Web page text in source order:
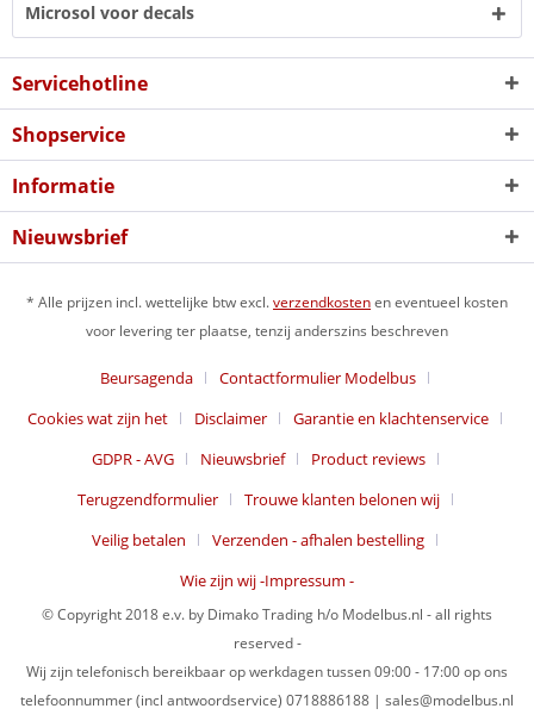
Microsol voor decals
Servicehotline
Shopservice
Informatie
Nieuwsbrief
* Alle prijzen incl. wettelijke btw excl.verzendkostenen eventueel kosten
voor levering ter plaatse, tenzij anderszins beschreven
Beursagenda
Contactformulier Modelbus
Cookies wat zijn het
Disclaimer
Garantie en klachtenservice
GDPR - AVG
Nieuwsbrief
Product reviews
Terugzendformulier
Trouwe klanten belonen wij
Veilig betalen
Verzenden - afhalen bestelling
Wie zijn wij -Impressum -
© Copyright 2018 e.v. by Dimako Trading h/o Modelbus.nl - all rights
reserved -
Wij zijn telefonisch bereikbaar op werkdagen tussen 09:00 - 17:00 op ons
telefoonnummer (incl antwoordservice) 0718886188 | sales@modelbus.nl